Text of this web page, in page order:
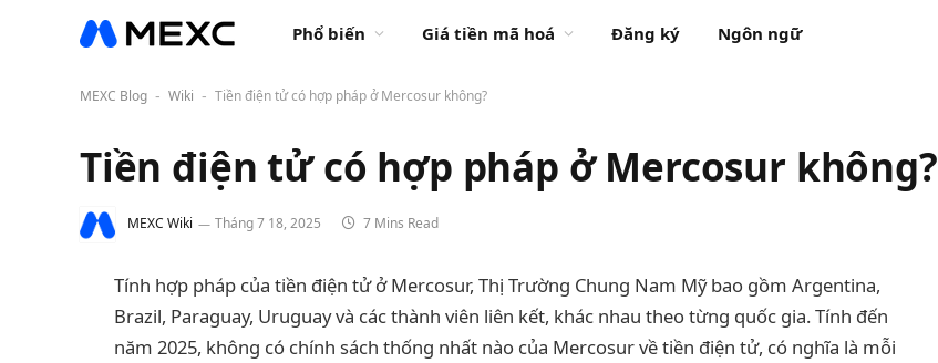
Phổ biến Giá tiền mã hoá Đăng ký Ngôn ngữ
MEXC Blog - Wiki - Tiền điện tử có hợp pháp ở Mercosur không?
Tiền điện tử có hợp pháp ở Mercosur không?
MEXC Wiki Tháng 7 18, 2025 7 Mins Read
Tính hợp pháp của tiền điện tử ở Mercosur, Thị Trường Chung Nam Mỹ bao gồm Argentina,
Brazil, Paraguay, Uruguay và các thành viên liên kết, khác nhau theo từng quốc gia. Tính đến
năm 2025, không có chính sách thống nhất nào của Mercosur về tiền điện tử, có nghĩa là mỗi